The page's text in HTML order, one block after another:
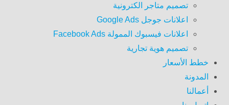
تصميم متاجر الكترونية
اعلانات جوجل Google Ads
اعلانات فيسبوك الممولة Facebook Ads
تصميم هوية تجارية
خطط الأسعار
المدونة
أعمالنا